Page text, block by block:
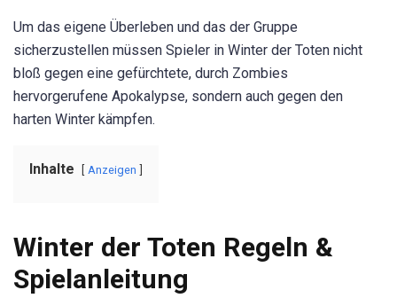
Um das eigene Überleben und das der Gruppe
sicherzustellen müssen Spieler in Winter der Toten nicht
bloß gegen eine gefürchtete, durch Zombies
hervorgerufene Apokalypse, sondern auch gegen den
harten Winter kämpfen.
Inhalte Anzeigen
Winter der Toten Regeln &
Spielanleitung